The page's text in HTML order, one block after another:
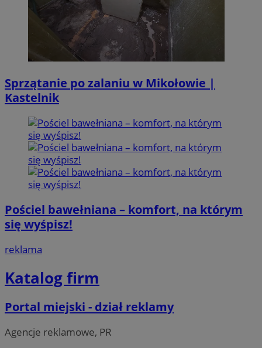
Sprzątanie po zalaniu w Mikołowie |
Kastelnik
Pościel bawełniana – komfort, na którym
się wyśpisz!
reklama
Katalog firm
Portal miejski - dział reklamy
Agencje reklamowe, PR